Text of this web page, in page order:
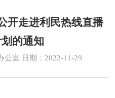
开走进利民热线直播
的通知
公室 日期：2022-11-29